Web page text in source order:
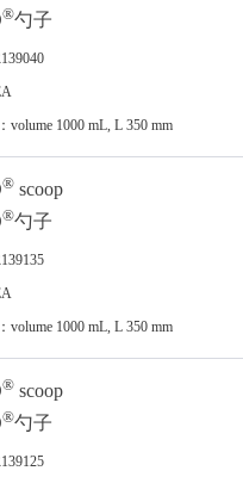
®勺子
volume 1000 mL, L 350 mm
® scoop
®勺子
volume 1000 mL, L 350 mm
® scoop
®勺子